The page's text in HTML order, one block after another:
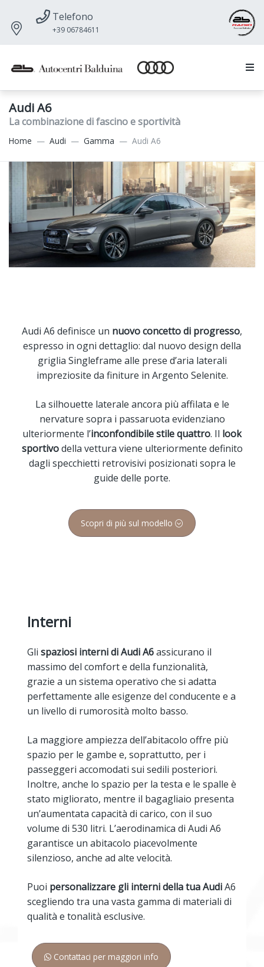
Telefono
+39 06784611
Audi A6
La combinazione di fascino e sportività
Home Audi Gamma Audi A6
Audi A6 definisce un nuovo concetto di progresso,
espresso in ogni dettaglio: dal nuovo design della
griglia Singleframe alle prese d’aria laterali
impreziosite da finiture in Argento Selenite.
La silhouette laterale ancora più affilata e le
nervature sopra i passaruota evidenziano
ulteriormente l’inconfondibile stile quattro. Il look
sportivodella vettura viene ulteriormente definito
dagli specchietti retrovisivi posizionati sopra le
guide delle porte.
Scopri di più sul modello
Interni
Gli spaziosi interni di Audi A6assicurano il
massimo del comfort e della funzionalità,
grazie a un sistema operativo che si adatta
perfettamente alle esigenze del conducente e a
un livello di rumorosità molto basso.
La maggiore ampiezza dell’abitacolo offre più
spazio per le gambe e, soprattutto, per i
passeggeri accomodati sui sedili posteriori.
Inoltre, anche lo spazio per la testa e le spalle è
stato migliorato, mentre il bagagliaio presenta
un’aumentata capacità di carico, con il suo
volume di 530 litri. L’aerodinamica di Audi A6
garantisce un abitacolo piacevolmente
silenzioso, anche ad alte velocità.
Puoi personalizzare gli interni della tua AudiA6
scegliendo tra una vasta gamma di materiali di
qualità e tonalità esclusive.
Contattaci per maggiori info